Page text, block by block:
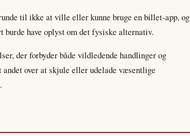
til ikke at ville eller kunne bruge en billet-app, og
burde have oplyst om det fysiske alternativ.
der forbyder både vildledende handlinger og
over at skjule eller udelade væsentlige